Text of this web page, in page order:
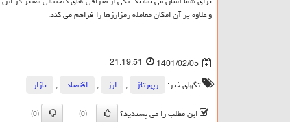
و علاوه بر آن امکان معامله رمزارزها را فراهم می کند.
1401/02/05
21:19:51
تگهای خبر:
رپورتاژ , ارز , اقتصاد ,
بازار
این مطلب را می پسندید؟
(0)
(0)